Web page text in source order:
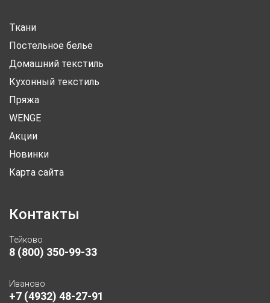
Ткани
Постельное белье
Домашний текстиль
Кухонный текстиль
Пряжа
WENGE
Акции
Новинки
Карта сайта
Контакты
Тейково
8 (800) 350-99-33
Иваново
+7 (4932) 48-27-91